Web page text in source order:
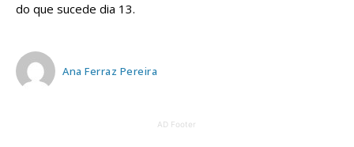
do que sucede dia 13.
Ana Ferraz Pereira
AD Footer